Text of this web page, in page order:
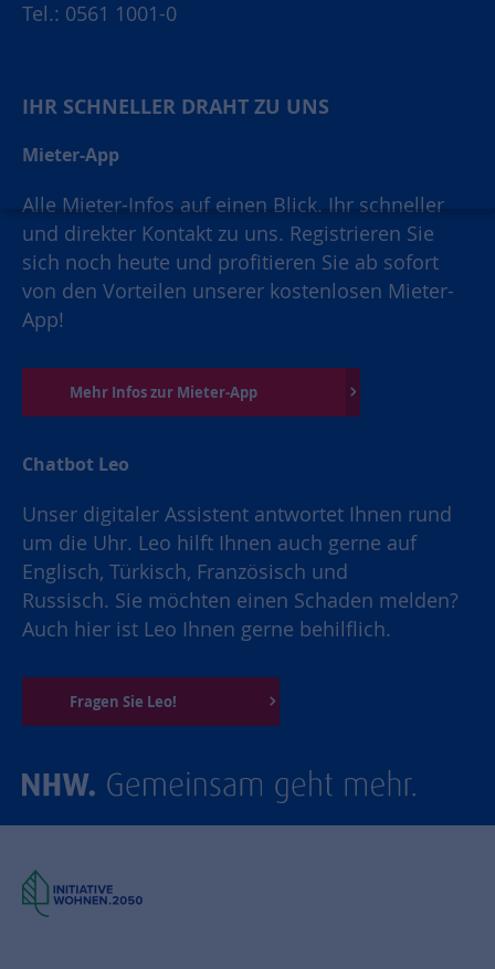
Tel.: 0561 1001-0
IHR SCHNELLER DRAHT ZU UNS
Mieter-App
Alle Mieter-Infos auf einen Blick. Ihr schneller
und direkter Kontakt zu uns. Registrieren Sie
sich noch heute und profitieren Sie ab sofort
von den Vorteilen unserer kostenlosen Mieter-
App!
Mehr Infos zur Mieter-App
Chatbot Leo
Unser digitaler Assistent antwortet Ihnen rund
um die Uhr. Leo hilft Ihnen auch gerne auf
Englisch, Türkisch, Französisch und
Russisch. Sie möchten einen Schaden melden?
Auch hier ist Leo Ihnen gerne behilflich.
Fragen Sie Leo!